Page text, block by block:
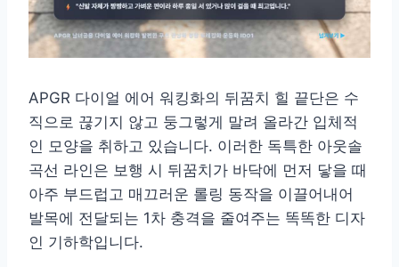
APGR 다이얼 에어 워킹화의 뒤꿈치 힐 끝단은 수
직으로 끊기지 않고 둥그렇게 말려 올라간 입체적
인 모양을 취하고 있습니다. 이러한 독특한 아웃솔
곡선 라인은 보행 시 뒤꿈치가 바닥에 먼저 닿을 때
아주 부드럽고 매끄러운 롤링 동작을 이끌어내어
발목에 전달되는 1차 충격을 줄여주는 똑똑한 디자
인 기하학입니다.